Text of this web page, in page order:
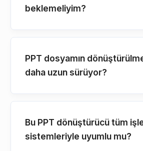
beklemeliyim?
PPT dosyamın
daha uzun sürüyor?
Bu PPT dönüştürücü tüm
sistemleriyle uyumlu mu?